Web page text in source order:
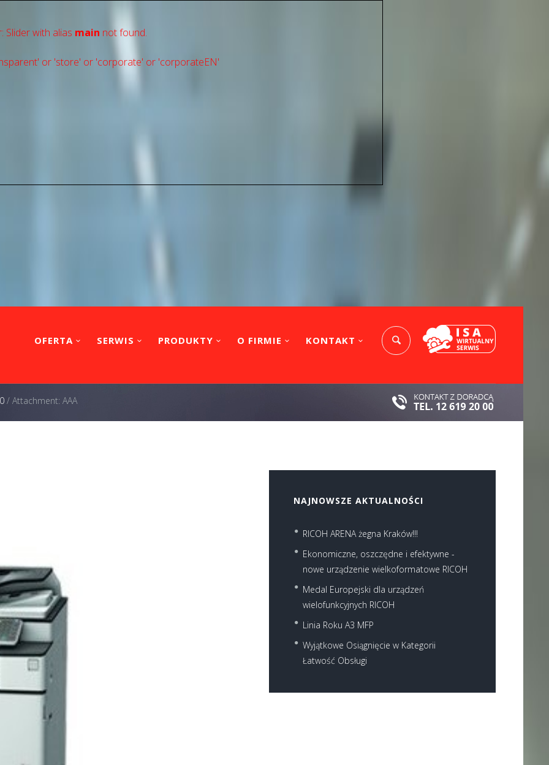
Slider with alias main not found.
or 'store' or 'сorporate' or 'corporateEN'
OFERTA SERWIS PRODUKTY O FIRMIE KONTAKT
/ Attachment: AAA
NAJNOWSZE AKTUALNOŚCI
RICOH ARENA żegna Kraków!!!
Ekonomiczne, oszczędne i efektywne -
nowe urządzenie wielkoformatowe RICOH
Medal Europejski dla urządzeń
wielofunkcyjnych RICOH
Linia Roku A3 MFP
Wyjątkowe Osiągnięcie w Kategorii
Łatwość Obsługi